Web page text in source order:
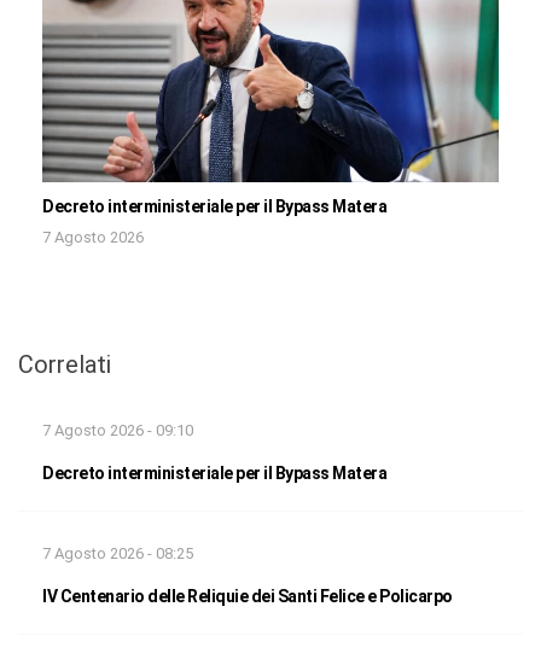
Decreto interministeriale per il Bypass Matera
7 Agosto 2026
Correlati
7 Agosto 2026 - 09:10
Decreto interministeriale per il Bypass Matera
7 Agosto 2026 - 08:25
IV Centenario delle Reliquie dei Santi Felice e Policarpo